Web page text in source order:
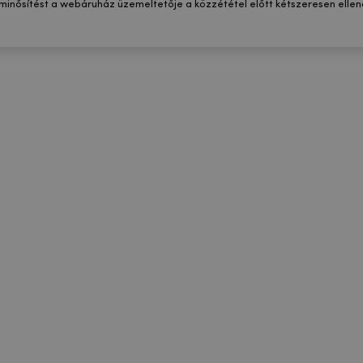
a webáruház üzemeltetője a közzététel előtt kétszeresen